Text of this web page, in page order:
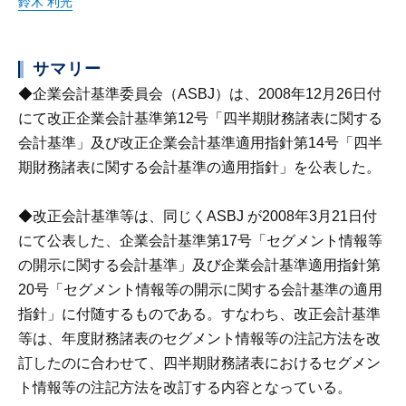
サマリー
◆企業会計基準委員会（ASBJ）は、2008年12月26日付
にて改正企業会計基準第12号「四半期財務諸表に関する
会計基準」及び改正企業会計基準適用指針第14号「四半
期財務諸表に関する会計基準の適用指針」を公表した。
◆改正会計基準等は、同じくASBJ が2008年3月21日付
にて公表した、企業会計基準第17号「セグメント情報等
の開示に関する会計基準」及び企業会計基準適用指針第
20号「セグメント情報等の開示に関する会計基準の適用
指針」に付随するものである。すなわち、改正会計基準
等は、年度財務諸表のセグメント情報等の注記方法を改
訂したのに合わせて、四半期財務諸表におけるセグメン
ト情報等の注記方法を改訂する内容となっている。